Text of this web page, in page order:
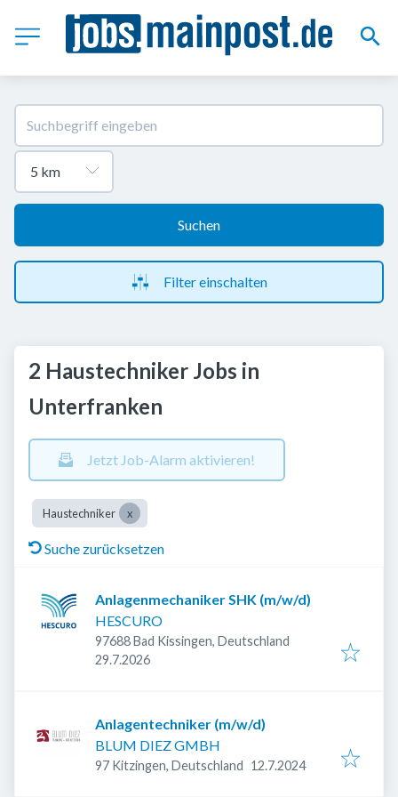
Suchen
Filter einschalten
2 Haustechniker Jobs in
Unterfranken
Jetzt Job-Alarm aktivieren!
Haustechniker
Suche zurücksetzen
Anlagenmechaniker SHK (m/w/d)
HESCURO
97688 Bad Kissingen, Deutschland
Veröffentlicht
29.7.2026
Anlagentechniker (m/w/d)
BLUM DIEZ GMBH
97 Kitzingen, Deutschland Veröffentlicht
12.7.2024